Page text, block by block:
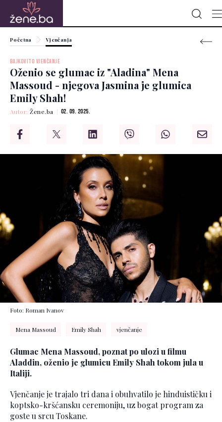
Početna Vjenčanja
BAJKOVITO VJENČANJE
Oženio se glumac iz "Aladina" Mena
Massoud - njegova Jasmina je glumica
Emily Shah!
Autor:Žene.ba 02. 09. 2025.
Foto: Roman Ivanov
Mena Massoud Emily Shah vjenčanje
Glumac Mena Massoud, poznat po ulozi u filmu
Aladdin, oženio je glumicu Emily Shah tokom jula u
Italiji.
Vjenčanje je trajalo tri dana i obuhvatilo je hinduističku i
koptsko-kršćansku ceremoniju, uz bogat program za
goste u srcu Toskane.